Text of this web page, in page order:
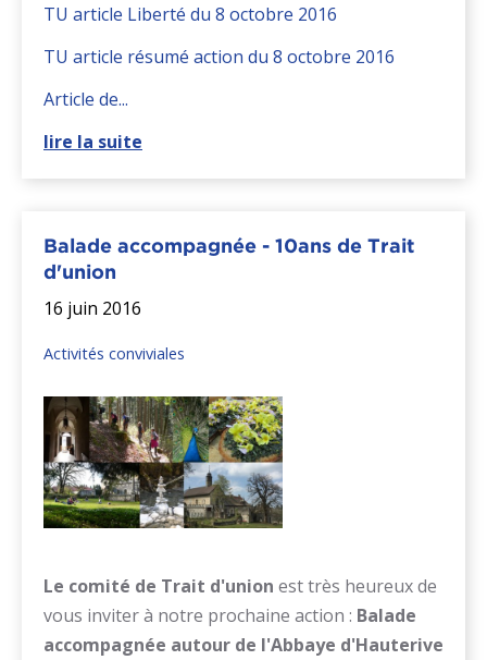
TU article Liberté du 8 octobre 2016
TU article résumé action du 8 octobre 2016
Article de...
lire la suite
Balade accompagnée - 10ans de Trait
d'union
16 juin 2016
Activités conviviales
Le comité de Trait d'union est très heureux de
vous inviter à notre prochaine action : Balade
accompagnée autour de l'Abbaye d'Hauterive